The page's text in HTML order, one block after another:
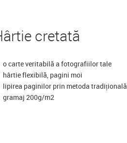
cretată
o carte veritabilă a fotografiilor tale
hârtie flexibilă, pagini moi
lipirea paginilor prin metoda tradițională
gramaj 200g/m2